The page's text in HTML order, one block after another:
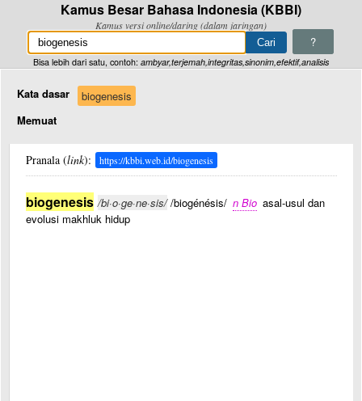
Kamus Besar Bahasa Indonesia (KBBI)
Kamus versi online/daring (dalam jaringan)
?
Bisa lebih dari satu, contoh: ambyar,terjemah,integritas,sinonim,efektif,analisis
Kata dasar
biogenesis
Memuat
Pranala (link): https://kbbi.web.id/biogenesis
biogenesis /bi·o·ge·ne·sis//biogénésis/ n Bio asal-usul dan
evolusi makhluk hidup